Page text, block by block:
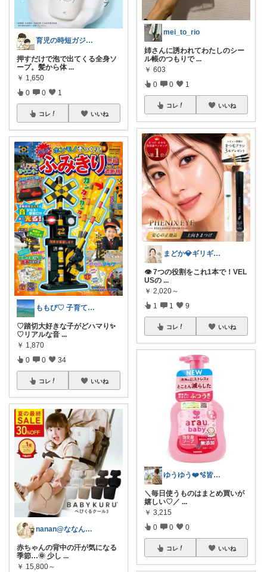
育児の時短ガジェット
押すだけで泡で出てくる全身ソ
ープ。髪から体 ...
￥ 1,650
0 0 1
コレ いいね
ももぴ♡ 子育てグッズとおやつ♡
♡踏切大好きな子がどハマり✨
♡リアルな音 ...
￥ 1,870
0 0 34
コレ いいね
nanan@ななんぶろぐ。☕️🌿‬
赤ちゃんの背中の汗が気になる
季節…🌞 少し ...
￥ 15,800～
mei_to_rio
姉さんに誘われてわたしのシー
ル帳のつもりで ...
￥ 603
0 0 1
コレ いいね
まどか💎ギリギリアラサーOL
👁️ 7つの役割をこれ1本で！VEL
USの ...
￥ 2,020～
1 1 9
コレ いいね
ゆうゆう❤️🫧皆様に感謝🥺
＼毎日使うものはまとめ買いが
嬉しい♡／ ...
￥ 3,215
0 0 0
コレ いいね